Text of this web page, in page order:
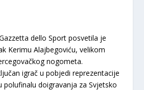
dello Sport posvetila je
Kerimu Alajbegoviću, velikom
nogometa.
igrač u pobjedi reprezentacije
polufinalu doigravanja za Svjetsko